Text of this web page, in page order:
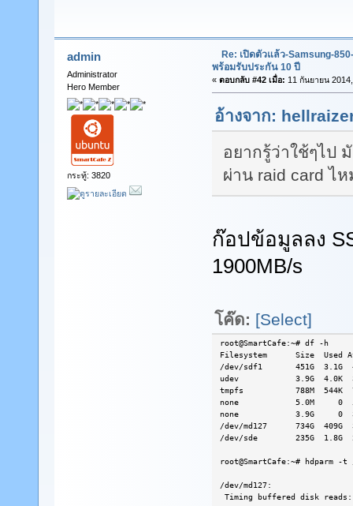
admin
Administrator
Hero Member
กระทู้: 3820
Re: เปิดตัวแล้ว-Samsung-
พร้อมรับประกัน 10 ปี
« ตอบกลับ #42 เมื่อ: 11 กันยายน
อ้างจาก:
อยากรู้ว่าใช้ๆไป
ผ่าน raid card ไห
ก๊อปข้อมูลลง
1900MB/s
โค๊ด: [Select]
root@SmartCafe:~# df -h
Filesystem Size Used
/dev/sdf1 451G 3.1G
udev 3.9G 4.0K
tmpfs 788M 544K
none 5.0M 0 5.0M
none 3.9G 0 3.9G
/dev/md127 734G 409G
/dev/sde 235G 1.8G
root@SmartCafe:~# hdparm -t
/dev/md127:
Timing buffered disk reads: